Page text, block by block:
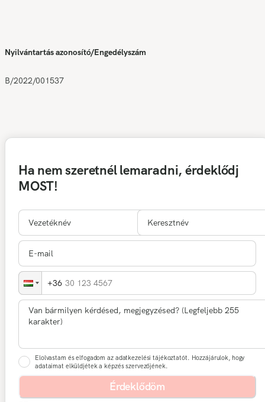
Nyilvántartás azonosító/Engedélyszám
B/2022/001537
Ha nem szeretnél lemaradni, érdeklődj
MOST!
30 123 4567
Elolvastam és elfogadom az adatkezelési tájékoztatót. Hozzájárulok, hogy
adataimat elküldjétek a képzés szervezőjének.
Érdeklődöm